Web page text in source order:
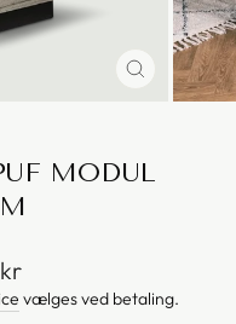
MODUL
vælges ved betaling.